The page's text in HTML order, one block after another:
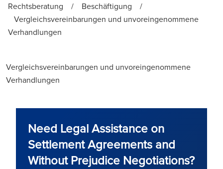
Rechtsberatung
/ Beschäftigung
/
Vergleichsvereinbarungen und unvoreingenommene
Verhandlungen
Vergleichsvereinbarungen und unvoreingenommene
Verhandlungen
Need Legal Assistance on
Settlement Agreements and
Without Prejudice Negotiations?